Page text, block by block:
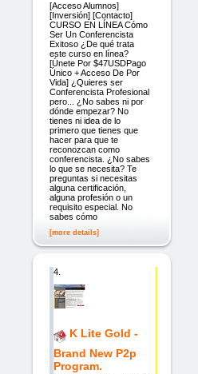
[Acceso Alumnos]
[Inversión] [Contacto]
CURSO EN LÍNEA Cómo
Ser Un Conferencista
Exitoso ¿De qué trata
este curso en línea?
[Únete Por $47USDPago
Único + Acceso De Por
Vida] ¿Quieres ser
Conferencista Profesional
pero... ¿No sabes ni por
dónde empezar? No
tienes ni idea de lo
primero que tienes que
hacer para que te
reconozcan como
conferencista. ¿No sabes
lo que se necesita? Te
preguntas si necesitas
alguna certificación,
alguna profesión o un
requisito especial. No
sabes cómo
[more details]
4.
K Lite Gold -
Brand New P2p
Program.